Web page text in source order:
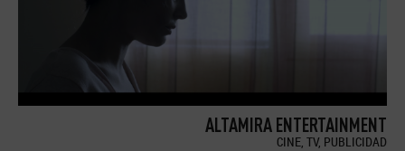
ALTAMIRA ENTERTAINMENT
CINE, TV, PUBLICIDAD